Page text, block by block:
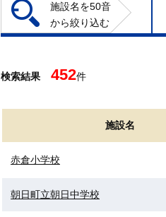
施設名を50音
から絞り込む
検索結果 452件
施設名
赤倉小学校
朝日町立朝日中学校